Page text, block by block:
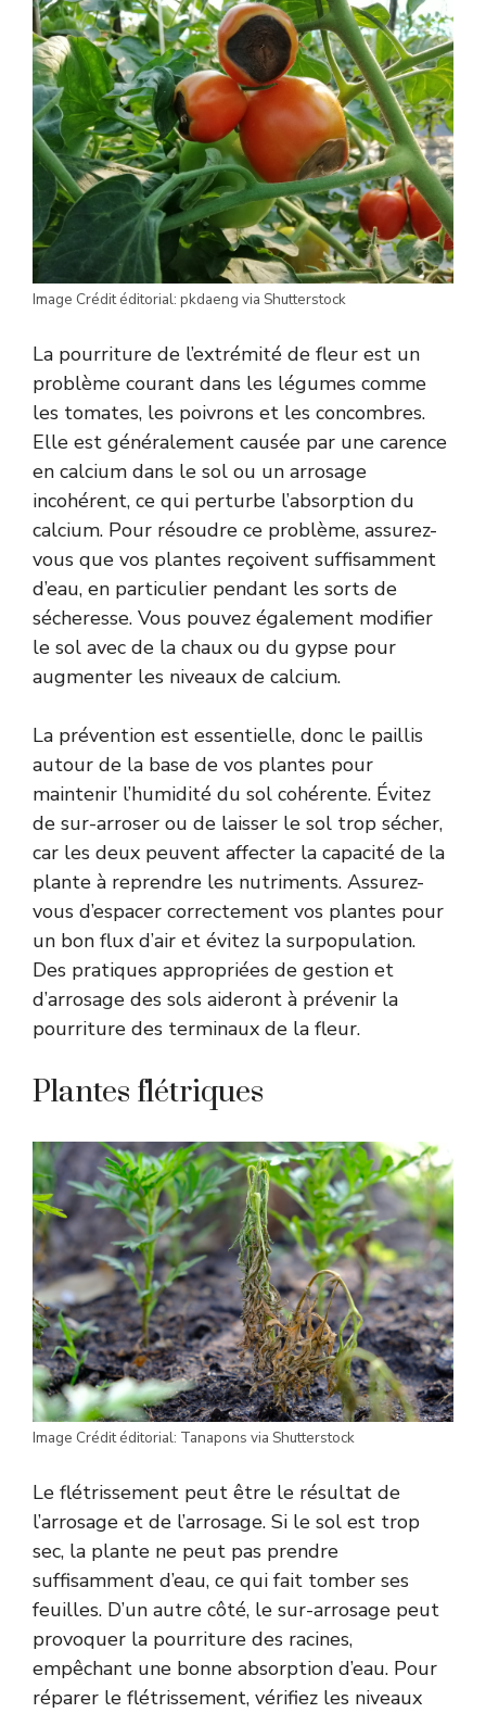
Image Crédit éditorial: pkdaeng via Shutterstock
La pourriture de l’extrémité de fleur est un
problème courant dans les légumes comme
les tomates, les poivrons et les concombres.
Elle est généralement causée par une carence
en calcium dans le sol ou un arrosage
incohérent, ce qui perturbe l’absorption du
calcium. Pour résoudre ce problème, assurez-
vous que vos plantes reçoivent suffisamment
d’eau, en particulier pendant les sorts de
sécheresse. Vous pouvez également modifier
le sol avec de la chaux ou du gypse pour
augmenter les niveaux de calcium.
La prévention est essentielle, donc le paillis
autour de la base de vos plantes pour
maintenir l’humidité du sol cohérente. Évitez
de sur-arroser ou de laisser le sol trop sécher,
car les deux peuvent affecter la capacité de la
plante à reprendre les nutriments. Assurez-
vous d’espacer correctement vos plantes pour
un bon flux d’air et évitez la surpopulation.
Des pratiques appropriées de gestion et
d’arrosage des sols aideront à prévenir la
pourriture des terminaux de la fleur.
Plantes flétriques
Image Crédit éditorial: Tanapons via Shutterstock
Le flétrissement peut être le résultat de
l’arrosage et de l’arrosage. Si le sol est trop
sec, la plante ne peut pas prendre
suffisamment d’eau, ce qui fait tomber ses
feuilles. D’un autre côté, le sur-arrosage peut
provoquer la pourriture des racines,
empêchant une bonne absorption d’eau. Pour
réparer le flétrissement, vérifiez les niveaux